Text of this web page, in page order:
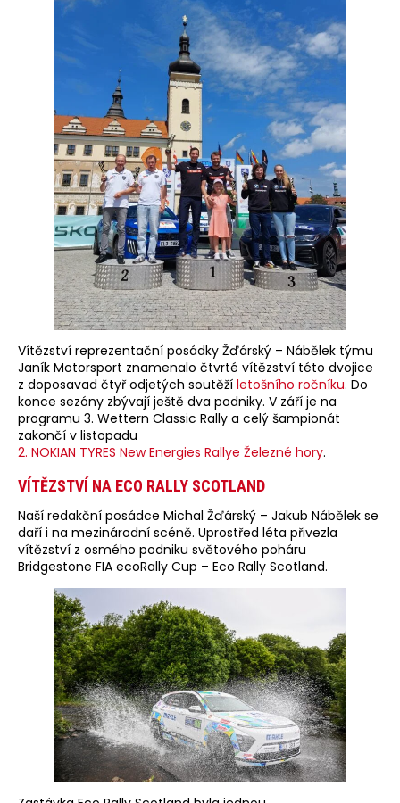
Vítězství reprezentační posádky Žďárský – Nábělek týmu
Janík Motorsport znamenalo čtvrté vítězství této dvojice
z doposavad čtyř odjetých soutěží letošního ročníku. Do
konce sezóny zbývají ještě dva podniky. V září je na
programu 3. Wettern Classic Rally a celý šampionát
zakončí v listopadu
2. NOKIAN TYRES New Energies Rallye Železné hory.
VÍTĚZSTVÍ NA ECO RALLY SCOTLAND
Naší redakční posádce Michal Žďárský – Jakub Nábělek se
daří i na mezinárodní scéně. Uprostřed léta přivezla
vítězství z osmého podniku světového poháru
Bridgestone FIA ecoRally Cup – Eco Rally Scotland.